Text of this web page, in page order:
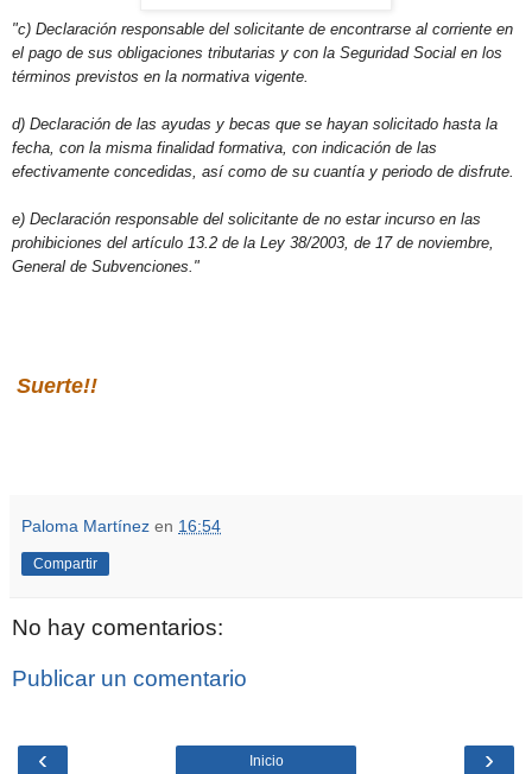
"c) Declaración responsable del solicitante de encontrarse al corriente en
el pago de sus obligaciones tributarias y con la Seguridad Social en los
términos previstos en la normativa vigente.
d) Declaración de las ayudas y becas que se hayan solicitado hasta la
fecha, con la misma finalidad formativa, con indicación de las
efectivamente concedidas, así como de su cuantía y periodo de disfrute.
e) Declaración responsable del solicitante de no estar incurso en las
prohibiciones del artículo 13.2 de la Ley 38/2003, de 17 de noviembre,
General de Subvenciones."
Suerte!!
Paloma Martínez en 16:54
Compartir
No hay comentarios:
Publicar un comentario
‹ ›
Inicio